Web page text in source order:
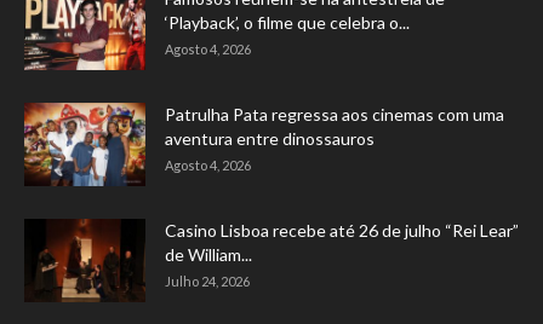
‘Playback’, o filme que celebra o...
Agosto 4, 2026
Patrulha Pata regressa aos cinemas com uma
aventura entre dinossauros
Agosto 4, 2026
Casino Lisboa recebe até 26 de julho “Rei Lear”
de William...
Julho 24, 2026